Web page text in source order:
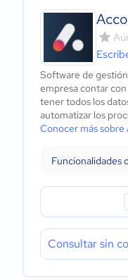
Software de
empresa contar
tener todos los
automatizar los
Conocer más sobre
Funcionalidades
Consultar sin